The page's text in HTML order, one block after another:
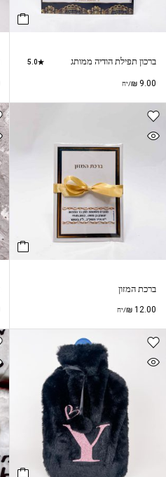
ברכון תפילת הודיה ממותג 5.0
₪ 9.00 /יח
ברכת המזון
₪ 12.00 /יח